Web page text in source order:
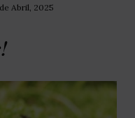
Abril, 2025